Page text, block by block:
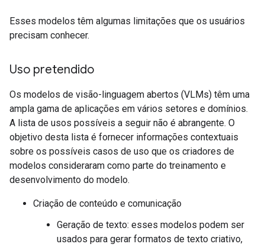
Esses modelos têm algumas limitações que os usuários
precisam conhecer.
Uso pretendido
Os modelos de visão-linguagem abertos (VLMs) têm uma
ampla gama de aplicações em vários setores e domínios.
A lista de usos possíveis a seguir não é abrangente. O
objetivo desta lista é fornecer informações contextuais
sobre os possíveis casos de uso que os criadores de
modelos consideraram como parte do treinamento e
desenvolvimento do modelo.
Criação de conteúdo e comunicação
Geração de texto: esses modelos podem ser
usados para gerar formatos de texto criativo,